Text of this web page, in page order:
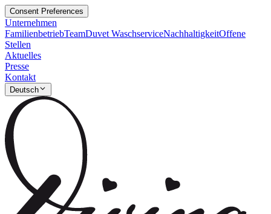
Consent Preferences
Unternehmen
FamilienbetriebTeamDuvet WaschserviceNachhaltigkeitOffene
Stellen
Aktuelles
Presse
Kontakt
Deutsch